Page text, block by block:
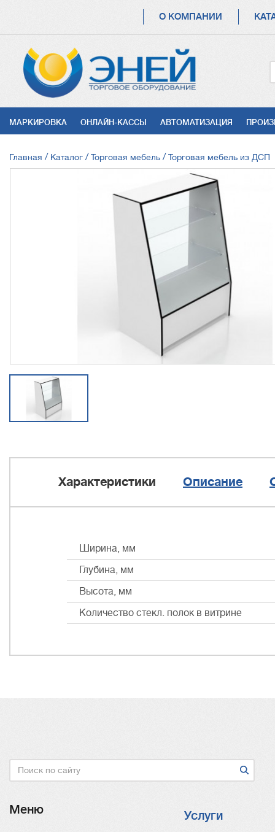
НАВИГАЦИЯ
О КОМПАНИИ
УСЛУГИ
МАРКИРОВКА ОНЛАЙН-КАССЫ АВТОМАТИЗАЦИЯ
СТРОКА
НАВИГАЦИИ
Главная Каталог Торговая мебель Торговая мебель из ДСП
Характеристики Описание
Ширина, мм
Глубина, мм
Высота, мм
Количество стекл. полок в витрине
Поиск
Меню
Услуги